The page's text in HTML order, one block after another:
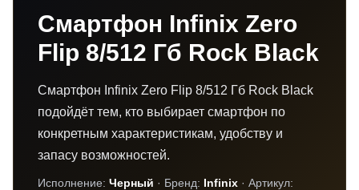
Смартфон Infinix Zero
Flip 8/512 Гб Rock Black
Смартфон Infinix Zero Flip 8/512 Гб Rock Black
подойдёт тем, кто выбирает смартфон по
конкретным характеристикам, удобству и
запасу возможностей.
Исполнение: Черный · Бренд: Infinix · Артикул: